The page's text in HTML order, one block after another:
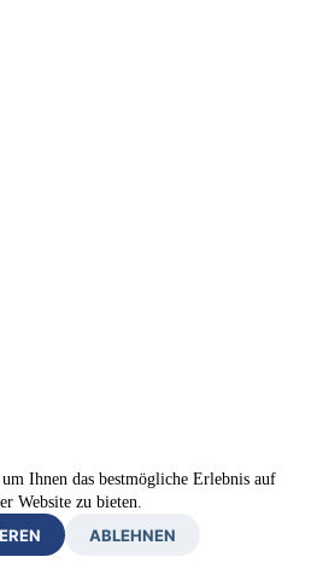
Ihnen das bestmögliche Erlebnis auf
Website zu bieten.
ABLEHNEN